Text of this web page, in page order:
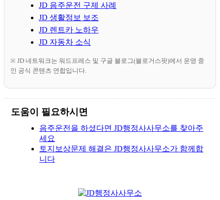
JD 음주운전 구제 사례
JD 생활정보 보조
JD 렌트카 노하우
JD 자동차 소식
※ JD 네트워크는 워드프레스 및 구글 블로그(블로거스팟)에서 운영 중
인 공식 콘텐츠 연합입니다.
도움이 필요하시면
음주운전을 하셨다면 JD행정사사무소를 찾아주
세요
토지보상문제 해결은 JD행정사사무소가 함께합
니다